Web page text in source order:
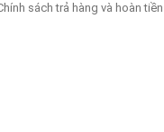
sách trả hàng và hoàn tiền